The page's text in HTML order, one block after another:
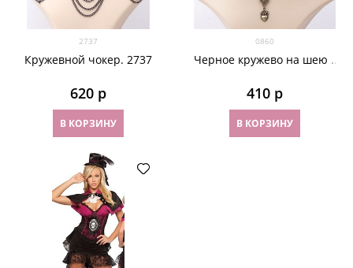
2737
Кружевной чокер. 2737
620 р
В КОРЗИНУ
0860
Черное кружево на шею с
410 р
В КОРЗИНУ